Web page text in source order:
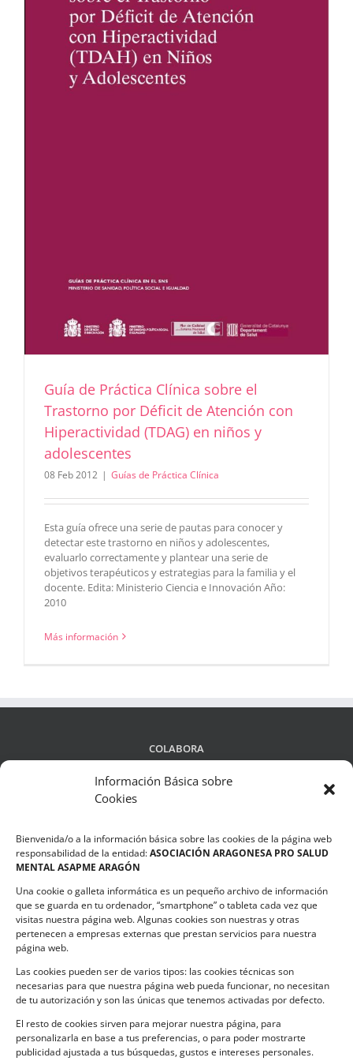
Información Básica sobre
Cookies
Bienvenida/o a la información básica sobre las cookies de la página web
responsabilidad de la entidad:ASOCIACIÓN ARAGONESA PRO SALUD
MENTAL ASAPME ARAGÓN
Una cookie o galleta informática es un pequeño archivo de información
que se guarda en tu ordenador, “smartphone” o tableta cada vez que
visitas nuestra página web. Algunas cookies son nuestras y otras
pertenecen a empresas externas que prestan servicios para nuestra
página web.
Las cookies pueden ser de varios tipos: las cookies técnicas son
necesarias para que nuestra página web pueda funcionar, no necesitan
de tu autorización y son las únicas que tenemos activadas por defecto.
El resto de cookies sirven para mejorar nuestra página, para
personalizarla en base a tus preferencias, o para poder mostrarte
publicidad ajustada a tus búsquedas, gustos e intereses personales.
Guía de Práctica Clínica sobre el
Trastorno por Déficit de Atención con
Hiperactividad (TDAG) en niños y
adolescentes
08 Feb 2012 | Guías de Práctica Clínica
Esta guía ofrece una serie de pautas para conocer y
detectar este trastorno en niños y adolescentes,
evaluarlo correctamente y plantear una serie de
objetivos terapéuticos y estrategias para la familia y el
docente. Edita: Ministerio Ciencia e Innovación Año:
2010
Más información
COLABORA
Política de privacidad
Compromiso de Protección de Datos
Política de Cookies
CONTACTO
C/ Ciudadela s/n. Parque Delicias.
50017 Zaragoza
Teléfono:976 532 499